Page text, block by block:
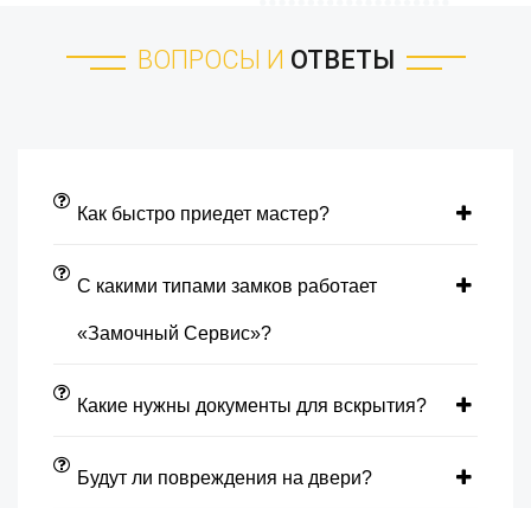
ВОПРОСЫ И ОТВЕТЫ
Как быстро приедет мастер?
С какими типами замков работает
«Замочный Сервис»?
Какие нужны документы для вскрытия?
Будут ли повреждения на двери?